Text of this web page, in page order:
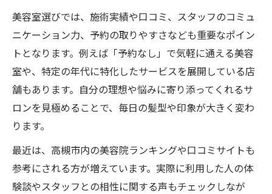
美容室のスタッフが教えるアンチエイジン
グ術
髪のボリュームアップ施術を美容室で体験
美容室選びで変わる年齢髪の美しさ維持法
毎日を楽しくする大人女性向けヘア提案
ル
大人の女性に合う髪型を美容室で見つける
方法
美容室選びでは、施術実績や口コミ、スタッフのコミュ
ニケーション力、予約の取りやすさなども重要なポイン
トとなります。例えば「予約なし」で気軽に通える美容
室や、特定の年代に特化したサービスを展開している店
舗もあります。自分の理想や悩みに寄り添ってくれるサ
ロンを見極めることで、毎日の髪型や印象が大きく変わ
ります。
最近は、高槻市内の美容院ランキングや口コミサイトも
参考にされる方が増えています。実際に利用した人の体
験談やスタッフとの相性に関する声もチェックしなが